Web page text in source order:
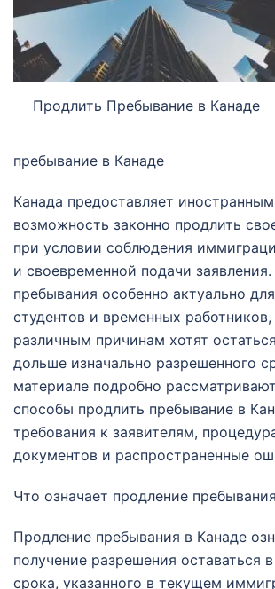
Продлить Пребывание в Канаде
пребывание в Канаде
Канада предоставляет
возможность законно продлить
при условии соблюдения
и своевременной подачи
пребывания особенно актуально
студентов и временных
различным причинам хотят
дольше изначально разрешенного
материале подробно
способы продлить пребывание в
требования к заявителям,
документов и распространенные
Что означает продление пребывания
Продление пребывания в Канаде
получение разрешения оставаться
срока, указанного в текущем